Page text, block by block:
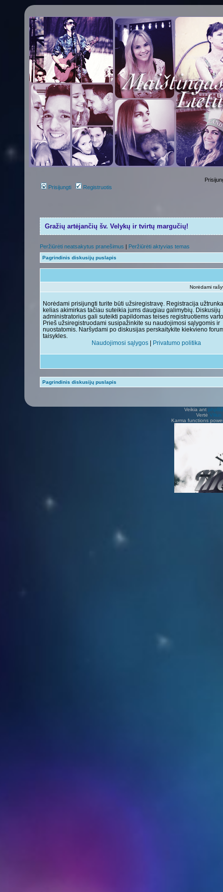
Prisijungti Registruotis
Gražių artėjančių šv. Velykų ir tvirtų margučių!
Peržiūrėti neatsakytus pranešimus | Peržiūrėti aktyvias temas
Pagrindinis diskusijų puslapis
Norėdami
Norėdami prisijungti turite būti užsiregistravę. Registracija
kelias akimirkas tačiau suteikia jums daugiau galimybių. Diskusijų
administratorius gali suteikti papildomas teises registruotiems
Prieš užsiregistruodami susipažinkite su naudojimosi sąlygomis ir
nuostatomis. Naršydami po diskusijas perskaitykite kiekvieno
taisykles.
Naudojimosi sąlygos | Privatumo politika
Pagrindinis diskusijų puslapis
Veikia ant
Vertė Vilius
Karma functions